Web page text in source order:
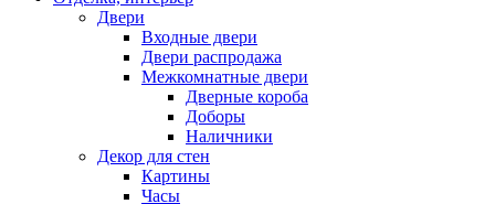
Двери
Входные двери
Двери распродажа
Межкомнатные двери
Дверные короба
Доборы
Наличники
Декор для стен
Картины
Часы